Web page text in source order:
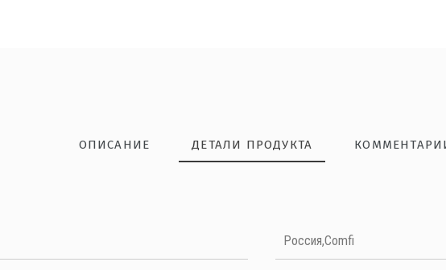
ОПИСАНИЕ ДЕТАЛИ ПРОДУКТА
Россия,Comfi